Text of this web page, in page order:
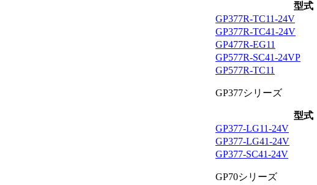
型式
GP377R-TC11-24V
GP377R-TC41-24V
GP477R-EG11
GP577R-SC41-24VP
GP577R-TC11
GP377シリーズ
型式
GP377-LG11-24V
GP377-LG41-24V
GP377-SC41-24V
GP70シリーズ